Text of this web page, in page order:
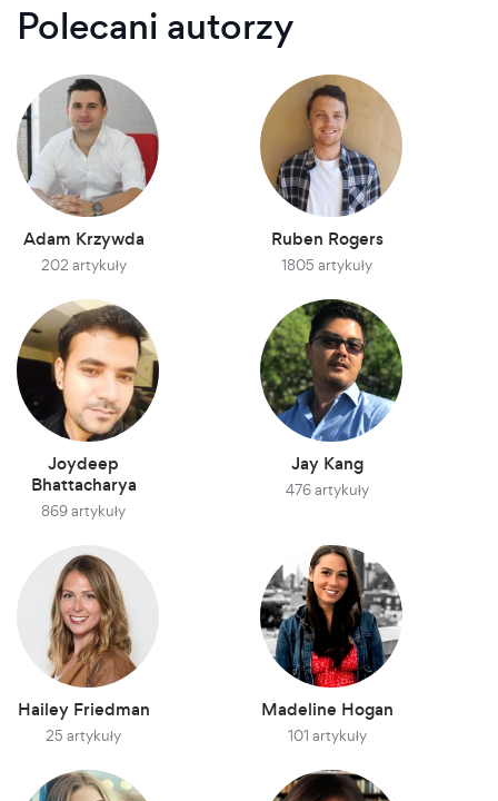
Polecani autorzy
Adam Krzywda
202 artykuły
Ruben Rogers
1805 artykuły
Joydeep
Bhattacharya
869 artykuły
Jay Kang
476 artykuły
Hailey Friedman
25 artykuły
Madeline Hogan
101 artykuły